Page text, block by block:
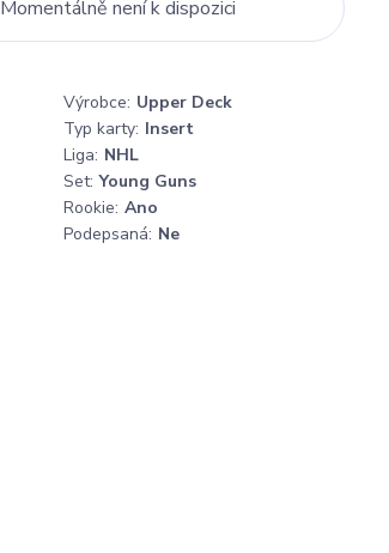
Momentálně není k dispozici
Výrobce: Upper Deck
Typ karty: Insert
Liga: NHL
Set: Young Guns
Rookie: Ano
Podepsaná: Ne